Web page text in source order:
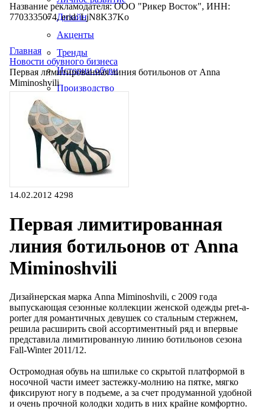
Дизайн
Акценты
Тренды
Истории обуви
Производство
Название рекламодателя: ООО "Рикер Восток", ИНН:
7703335074, erid: LjN8K37Ko
Главная
Новости обувного бизнеса
Первая лимитированная линия ботильонов от Anna
Miminoshvili
14.02.2012 4298
Первая лимитированная
линия ботильонов от Anna
Miminoshvili
Дизайнерская марка Anna Miminoshvili, с 2009 года
выпускающая сезонные коллекции женской одежды pret-a-
porter для романтичных девушек со стальным стержнем,
решила расширить свой ассортиментный ряд и впервые
представила лимитированную линию ботильонов сезона
Fall-Winter 2011/12.
Остромодная обувь на шпильке со скрытой платформой в
носочной части имеет застежку-молнию на пятке, мягко
фиксируют ногу в подъеме, а за счет продуманной удобной
и очень прочной колодки ходить в них крайне комфортно.